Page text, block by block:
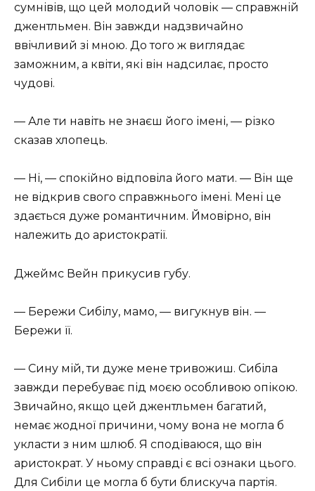
сумнівів, що цей молодий чоловік — справжній
джентльмен. Він завжди надзвичайно
ввічливий зі мною. До того ж виглядає
заможним, а квіти, які він надсилає, просто
чудові.
— Але ти навіть не знаєш його імені, — різко
сказав хлопець.
— Ні, — спокійно відповіла його мати. — Він ще
не відкрив свого справжнього імені. Мені це
здається дуже романтичним. Ймовірно, він
належить до аристократії.
Джеймс Вейн прикусив губу.
— Бережи Сибілу, мамо, — вигукнув він. —
Бережи її.
— Сину мій, ти дуже мене тривожиш. Сибіла
завжди перебуває під моєю особливою опікою.
Звичайно, якщо цей джентльмен багатий,
немає жодної причини, чому вона не могла б
укласти з ним шлюб. Я сподіваюся, що він
аристократ. У ньому справді є всі ознаки цього.
Для Сибіли це могла б бути блискуча партія.